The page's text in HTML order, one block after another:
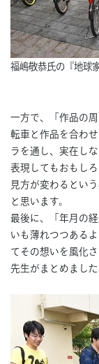
福嶋敬恭氏の『地球
一方で、「作品の
転車と作品を合わ
ラを通し、実在し
表現してもおもし
見方が変わるとい
と思います。
最後に、「年月の
いも薄れつつある
てその想いを風化
先生がまとめました